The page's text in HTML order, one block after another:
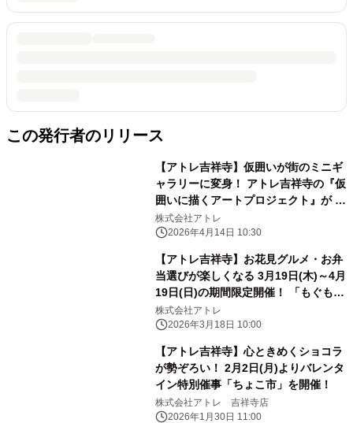
この発行者のリリース
【アトレ吉祥寺】仮囲いが街のミニギ
ャラリーに変身！ アトレ吉祥寺の『仮
囲いに描くアートプロジェクト』が 3
月24日(火)から展開中！
株式会社アトレ
2026年4月14日 10:30
【アトレ吉祥寺】お花見グルメ・お弁
当選びが楽しくなる 3月19日(木)～4月
19日(日)の期間限定開催！ 「もぐもぐ
食欲キャラ診断」～今のあなたにぴっ
たりな一品は？
株式会社アトレ
2026年3月18日 10:00
【アトレ吉祥寺】心ときめくショコラ
が勢ぞろい！ 2月2日(月)よりバレンタ
イン特別催事「ちょこ市」を開催！
株式会社アトレ 吉祥寺店
2026年1月30日 11:00